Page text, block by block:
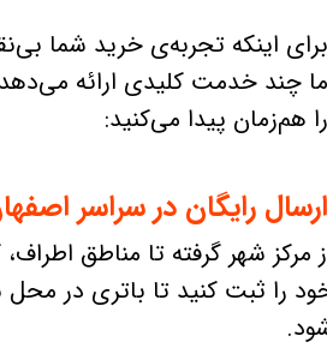
مرکز شهر گرفته تا مناطق
را ثبت کنید تا باتری در
برای اینکه تجربه‌ی خرید شما
ما چند خدمت کلیدی ارائه
را هم‌زمان پیدا می‌کنید:
ارسال رایگان در سراسر